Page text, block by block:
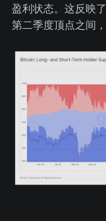
盈利状态。这反映
第二季度顶点之间